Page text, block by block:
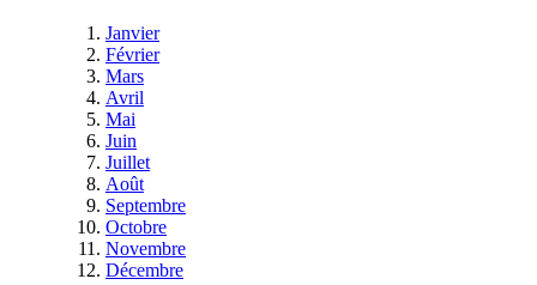
Janvier
Février
Mars
Avril
Mai
Juin
Juillet
Août
Septembre
Octobre
Novembre
Décembre